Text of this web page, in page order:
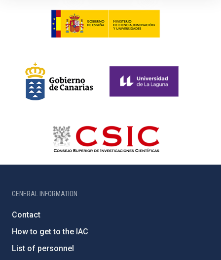
GENERAL INFORMATION
Contact
How to get to the IAC
List of personnel